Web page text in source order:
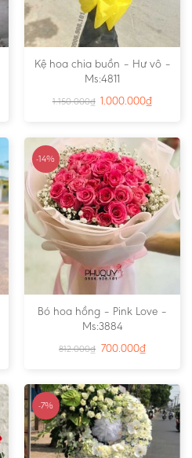
Kệ hoa chia buồn – Hư vô –
Ms:4811
1.150.000₫ 1.000.000₫
-14%
Bó hoa hồng – Pink Love –
Ms:3884
812.000₫ 700.000₫
-7%